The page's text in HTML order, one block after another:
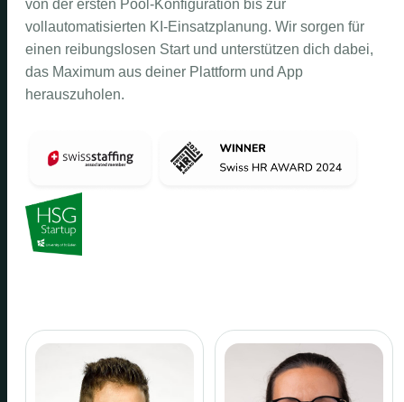
von der ersten Pool-Konfiguration bis zur
vollautomatisierten KI-Einsatzplanung. Wir sorgen für
einen reibungslosen Start und unterstützen dich dabei,
das Maximum aus deiner Plattform und App
herauszuholen.